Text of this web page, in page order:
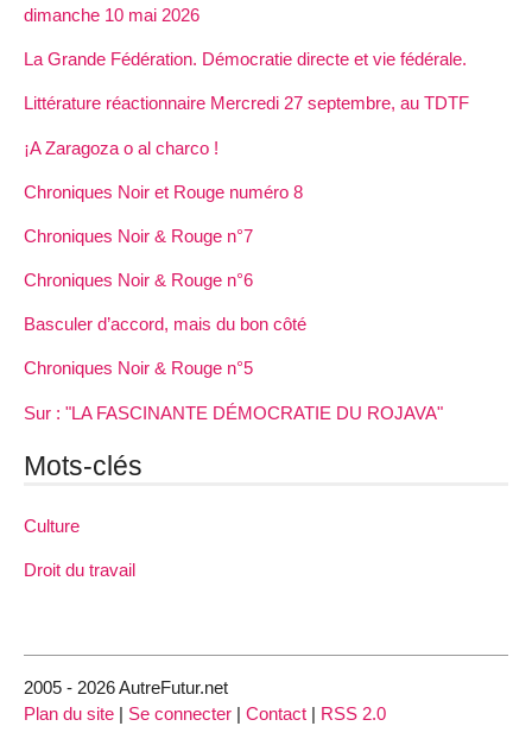
dimanche 10 mai 2026
La Grande Fédération. Démocratie directe et vie fédérale.
Littérature réactionnaire Mercredi 27 septembre, au TDTF
¡A Zaragoza o al charco !
Chroniques Noir et Rouge numéro 8
Chroniques Noir & Rouge n°7
Chroniques Noir & Rouge n°6
Basculer d’accord, mais du bon côté
Chroniques Noir & Rouge n°5
Sur : "LA FASCINANTE DÉMOCRATIE DU ROJAVA"
Mots-clés
Culture
Droit du travail
2005 - 2026 AutreFutur.net
Plan du site | Se connecter | Contact | RSS 2.0